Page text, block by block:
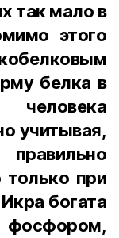
так мало в
этого
белка в
человека
учитывая,
только при
богата